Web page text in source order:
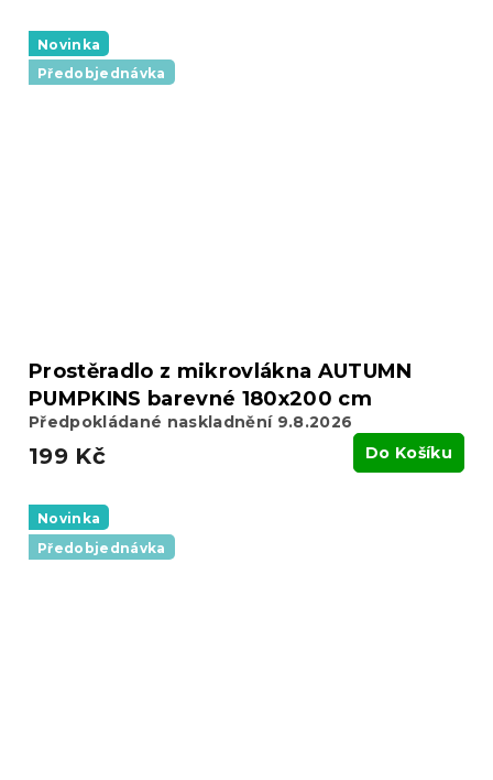
Novinka
Předobjednávka
Prostěradlo z mikrovlákna AUTUMN
PUMPKINS barevné 180x200 cm
Předpokládané naskladnění 9.8.2026
199 Kč Do Košíku
Novinka
Předobjednávka